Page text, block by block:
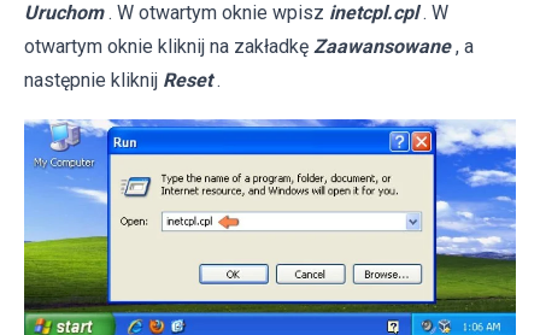
Uruchom . W otwartym oknie wpisz inetcpl.cpl . W
otwartym oknie kliknij na zakładkę Zaawansowane , a
następnie kliknij Reset .